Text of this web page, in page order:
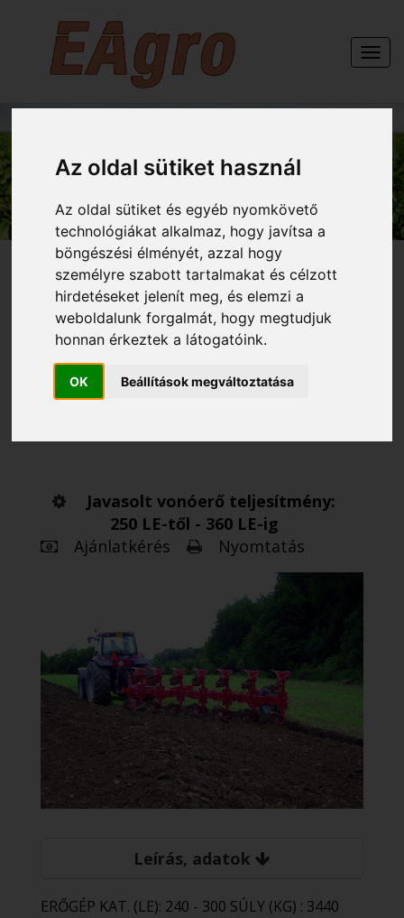
Az oldal sütiket használ
Az oldal sütiket és egyéb nyomkövető
technológiákat alkalmaz, hogy javítsa a
böngészési élményét, azzal hogy
személyre szabott tartalmakat és célzott
hirdetéseket jelenít meg, és elemzi a
weboldalunk forgalmát, hogy megtudjuk
honnan érkeztek a látogatóink.
OK Beállítások megváltoztatása
GÉPEINK
OPALL-AGRI Orion 6+1
félig függesztett
váltvaforgató eke
Javasolt vonóerő teljesítmény:
250 LE-től - 360 LE-ig
Ajánlatkérés
Nyomtatás
Leírás, adatok
ERŐGÉP KAT. (LE): 240 - 300 SÚLY (KG) : 3440